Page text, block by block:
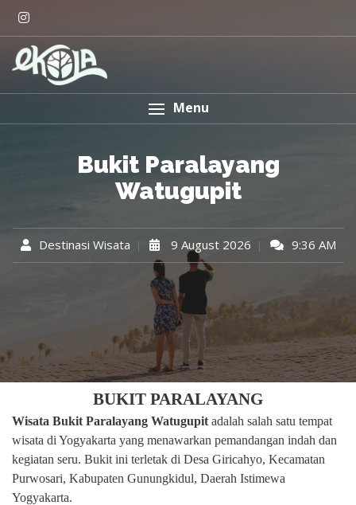
Menu
Bukit Paralayang
Watugupit
Destinasi Wisata 9 August 2026 9:36 AM
BUKIT PARALAYANG
Wisata Bukit Paralayang Watugupit adalah salah satu tempat
wisata di Yogyakarta yang menawarkan pemandangan indah dan
kegiatan seru. Bukit ini terletak di Desa Giricahyo, Kecamatan
Purwosari, Kabupaten Gunungkidul, Daerah Istimewa
Yogyakarta.